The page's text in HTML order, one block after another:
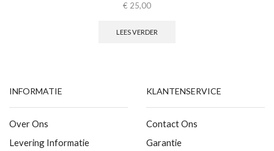
€ 25,00
LEES VERDER
INFORMATIE
Over Ons
Levering Informatie
KLANTENSERVICE
Contact Ons
Garantie